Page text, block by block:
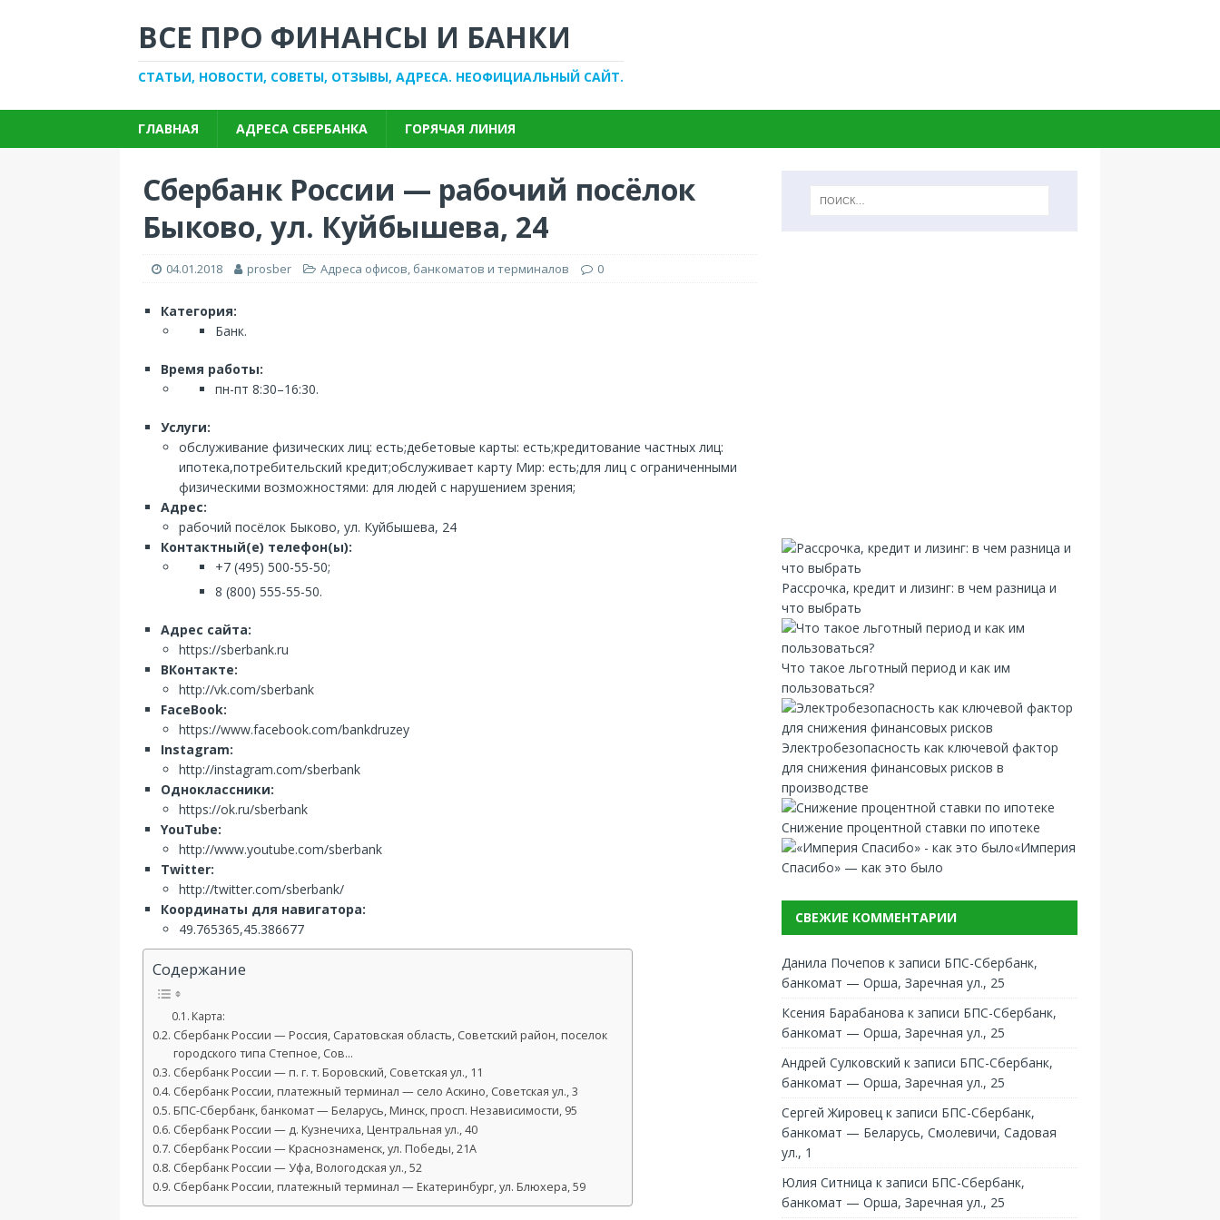
ВСЕ ПРО ФИНАНСЫ И БАНКИ
СТАТЬИ, НОВОСТИ, СОВЕТЫ, ОТЗЫВЫ, АДРЕСА. НЕОФИЦИАЛЬНЫЙ САЙТ.
ГЛАВНАЯ АДРЕСА СБЕРБАНКА ГОРЯЧАЯ ЛИНИЯ
Сбербанк России — рабочий посёлок
Быково, ул. Куйбышева, 24
04.01.2018 prosber Адреса офисов, банкоматов и терминалов 0
Категория:
Банк.
Время работы:
пн-пт 8:30–16:30.
Услуги:
обслуживание физических лиц: есть;дебетовые карты: есть;кредитование частных лиц:
ипотека,потребительский кредит;обслуживает карту Мир: есть;для лиц с ограниченными
физическими возможностями: для людей с нарушением зрения;
Адрес:
рабочий посёлок Быково, ул. Куйбышева, 24
Контактный(е) телефон(ы):
+7 (495) 500-55-50;
8 (800) 555-55-50.
Адрес сайта:
https://sberbank.ru
ВКонтакте:
http://vk.com/sberbank
FaceBook:
https://www.facebook.com/bankdruzey
Instagram:
http://instagram.com/sberbank
Одноклассники:
https://ok.ru/sberbank
YouTube:
http://www.youtube.com/sberbank
Twitter:
http://twitter.com/sberbank/
Координаты для навигатора:
49.765365,45.386677
Содержание
Карта:
Сбербанк России — Россия, Саратовская область, Советский район, поселок
городского типа Степное, Сов…
Сбербанк России — п. г. т. Боровский, Советская ул., 11
Сбербанк России, платежный терминал — село Аскино, Советская ул., 3
БПС-Сбербанк, банкомат — Беларусь, Минск, просп. Независимости, 95
Сбербанк России — д. Кузнечиха, Центральная ул., 40
Сбербанк России — Краснознаменск, ул. Победы, 21А
Сбербанк России — Уфа, Вологодская ул., 52
Сбербанк России, платежный терминал — Екатеринбург, ул. Блюхера, 59
Рассрочка, кредит и лизинг: в чем разница и
что выбрать
Что такое льготный период и как им
пользоваться?
Электробезопасность как ключевой фактор
для снижения финансовых рисков в
производстве
Снижение процентной ставки по ипотеке
«Империя
Спасибо» — как это было
СВЕЖИЕ КОММЕНТАРИИ
Данила Почепов к записи БПС-Сбербанк,
банкомат — Орша, Заречная ул., 25
Ксения Барабанова к записи БПС-Сбербанк,
банкомат — Орша, Заречная ул., 25
Андрей Сулковский к записи БПС-Сбербанк,
банкомат — Орша, Заречная ул., 25
Сергей Жировец к записи БПС-Сбербанк,
банкомат — Беларусь, Смолевичи, Садовая
ул., 1
Юлия Ситница к записи БПС-Сбербанк,
банкомат — Орша, Заречная ул., 25